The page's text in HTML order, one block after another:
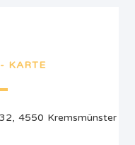
KARTE
4550 Kremsmünster